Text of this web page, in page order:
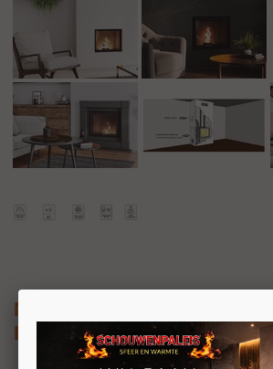
Nordic Fire HRV Sienna
Inbouw CV-Pelletkachel